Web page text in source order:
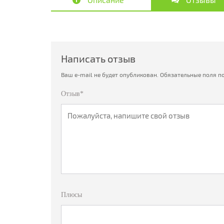
Написать отзыв
Ваш e-mail не будет опубликован. Обязательные поля
Отзыв*
Плюсы